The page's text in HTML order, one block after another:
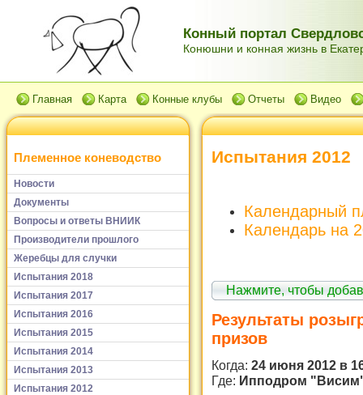
Конный портал
Конюшни и конная жизнь в
Главная Карта Конные клубы Отчеты Видео
Племенное коневодство
Новости
Документы
Вопросы и ответы ВНИИК
Производители прошлого
Жеребцы для случки
Испытания 2018
Испытания 2017
Испытания 2016
Испытания 2015
Испытания 2014
Испытания 2013
Испытания 2012
Испытания 2012
Календарный
Календарь на
Нажмите, чтобы
Результаты
призов
Когда: 24 июня 2012 в
Где: Ипподром